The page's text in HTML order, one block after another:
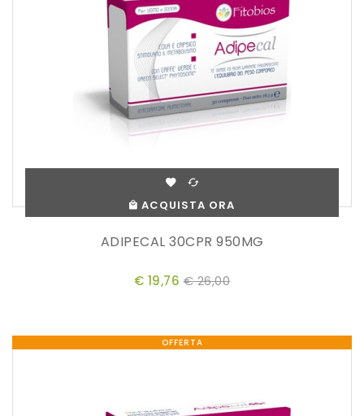
ACQUISTA ORA
ADIPECAL 30CPR 950MG
€ 19,76 € 26,00
OFFERTA